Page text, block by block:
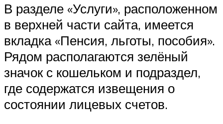
В разделе «Услуги», расположенном
в верхней части сайта, имеется
вкладка «Пенсия, льготы, пособия».
Рядом располагаются зелёный
значок с кошельком и подраздел,
где содержатся извещения о
состоянии лицевых счетов.